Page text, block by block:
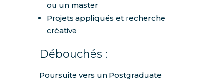
ou un master
Projets appliqués et recherche
créative
Débouchés :
Poursuite vers un Postgraduate